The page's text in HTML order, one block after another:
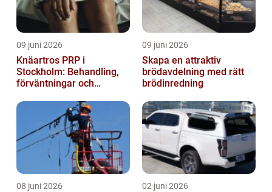
09 juni 2026
Knäartros PRP i
Stockholm: Behandling,
förväntningar och
09 juni 2026
Skapa en attraktiv
brödavdelning med rätt
brödinredning
08 juni 2026 02 juni 2026